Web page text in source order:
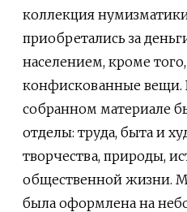
коллекция
приобретались за
населением, кроме
конфискованные вещи.
собранном материале
отделы: труда, быта и
творчества, природы,
общественной жизни.
была оформлена на